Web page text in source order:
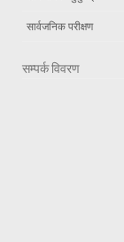
सार्वजनिक परीक्षण
सम्पर्क विवरण